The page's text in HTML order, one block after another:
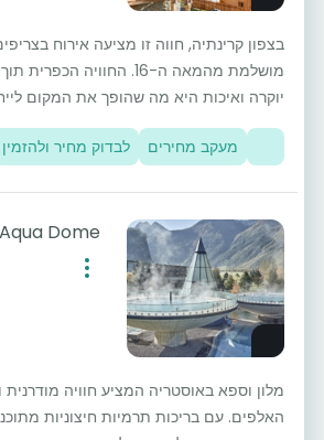
בצפון קרינתיה, חווה זו מציעה אירוח
מושלמת מהמאה ה-16. החוויה
יוקרה ואיכות היא מה שהופך את המקום
מעקב מחירים לבדוק מחיר ולהזמין
Aqua Dome
מלון וספא באוסטריה המציע חוויה מודרנית
האלפים. עם בריכות תרמיות חיצוניות